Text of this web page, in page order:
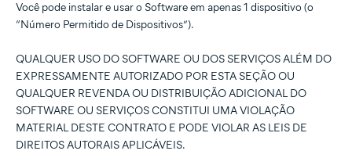
Você pode instalar e usar o Software em apenas 1 dispositivo (o
“Número Permitido de Dispositivos”).
QUALQUER USO DO SOFTWARE OU DOS SERVIÇOS ALÉM DO
EXPRESSAMENTE AUTORIZADO POR ESTA SEÇÃO OU
QUALQUER REVENDA OU DISTRIBUIÇÃO ADICIONAL DO
SOFTWARE OU SERVIÇOS CONSTITUI UMA VIOLAÇÃO
MATERIAL DESTE CONTRATO E PODE VIOLAR AS LEIS DE
DIREITOS AUTORAIS APLICÁVEIS.